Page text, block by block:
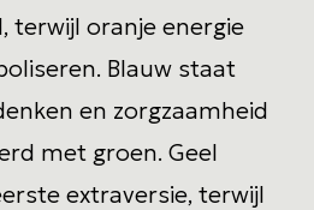
terwijl oranje energie
Blauw staat
en zorgzaamheid
met groen. Geel
extraversie, terwijl